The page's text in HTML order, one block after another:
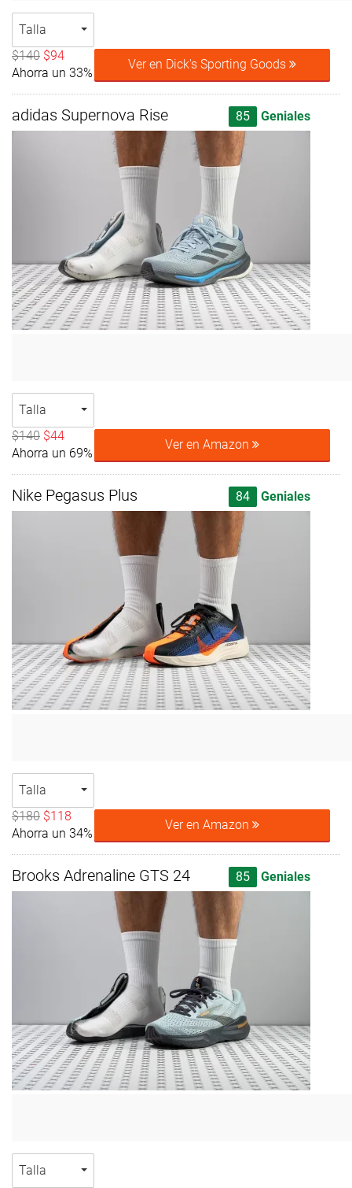
Talla
$140 $94
Ahorra un 33%
Ver en Dick's Sporting Goods
adidas Supernova Rise 85 Geniales
Talla
$140 $44
Ahorra un 69%
Ver en Amazon
Nike Pegasus Plus 84 Geniales
Talla
$180 $118
Ahorra un 34%
Ver en Amazon
Brooks Adrenaline GTS 24 85 Geniales
Talla